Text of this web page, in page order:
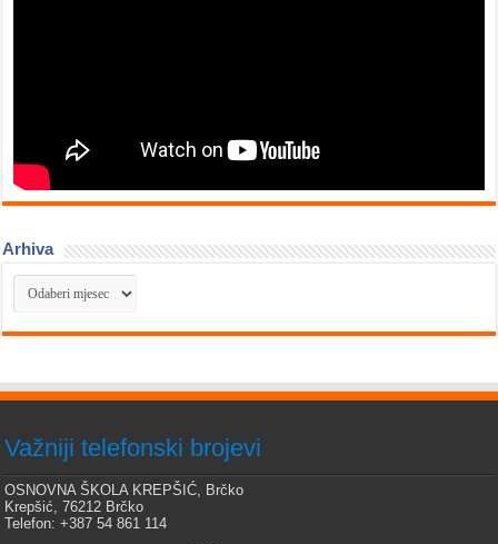
Arhiva
Arhiva
Važniji telefonski brojevi
OSNOVNA ŠKOLA KREPŠIĆ, Brčko
Krepšić, 76212 Brčko
Telefon: +387 54 861 114